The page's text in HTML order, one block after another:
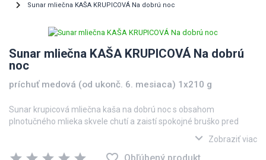
Sunar mliečna KAŠA KRUPICOVÁ Na dobrú noc
Sunar mliečna KAŠA KRUPICOVÁ Na dobrú
noc
príchuť medová (od ukonč. 6. mesiaca) 1x210 g
Sunar krupicová mliečna kaša na dobrú noc s obsahom
plnotučného mlieka skvele chutí a zaistí spokojné bruško pred
expand_more Zobraziť viac